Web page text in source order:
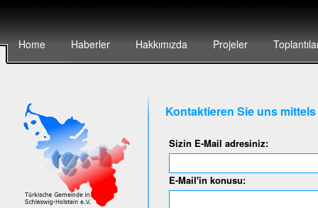
Home Haberler Hakkımızda Projeler
Kontaktieren Sie uns
Sizin E-Mail adresiniz:
E-Mail'in konusu: